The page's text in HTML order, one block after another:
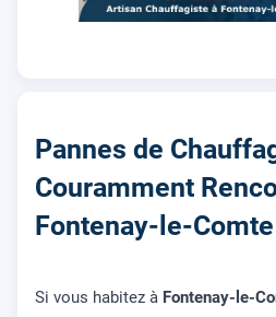
Pannes de
Couramment
Fontenay-le-Comte
Si vous habitez à Fontenay-le-